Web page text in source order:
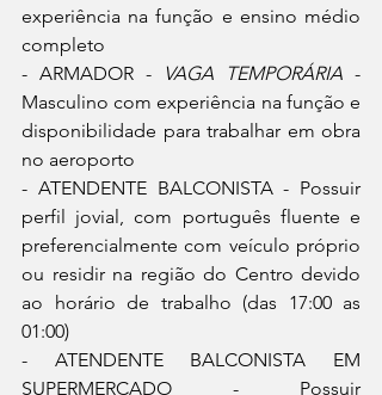
experiência na função e ensino médio
completo
- ARMADOR -
VAGA TEMPORÁRIA -
Masculino com experiência na função e
disponibilidade para trabalhar em obra
no aeroporto
- ATENDENTE BALCONISTA - Possuir
perfil jovial, com português fluente e
preferencialmente com veículo próprio
ou residir na região do Centro devido
ao horário de trabalho (das 17:00 as
01:00)
- ATENDENTE BALCONISTA EM
SUPERMERCADO - Possuir